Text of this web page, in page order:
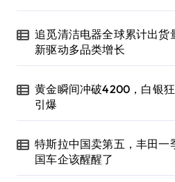
追觅清洁电器全球累计出
新驱动多品类增长
黄金瞬间冲破4200，白银
引爆
特斯拉中国卖第五，丰田
国车企该醒醒了